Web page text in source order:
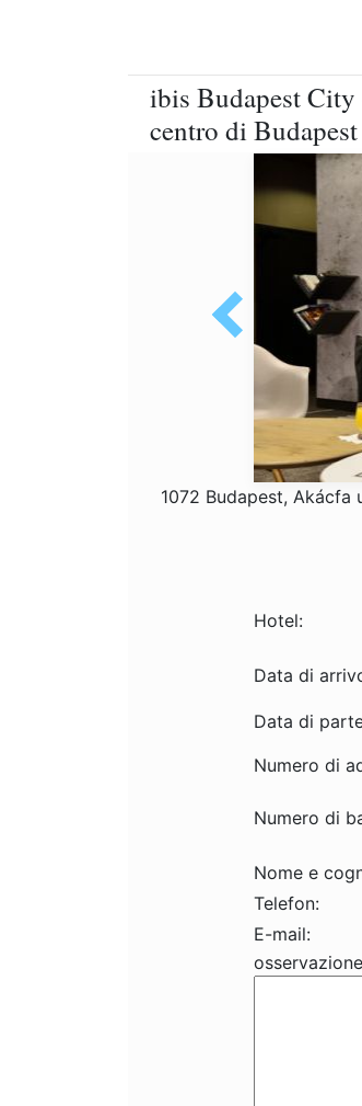
ibis Budapest City
centro di Budapest
1072 Budapest, Akácfa
Hotel:
Data di
Data di
Numero di
Numero di
Nome e
Telefon:
E-mail: